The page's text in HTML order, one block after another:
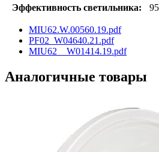
Эффективность светильника:
MIU62.W.00560.19.pdf
PF02_W04640.21.pdf
MIU62__W01414.19.pdf
Аналогичные товары